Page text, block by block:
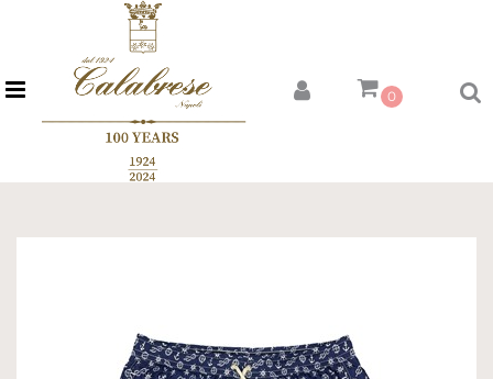
Open menu 0